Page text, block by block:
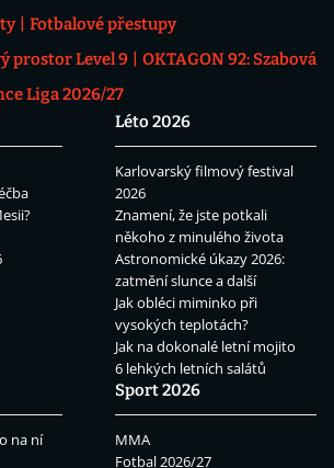
Fotbalové přestupy
prostor Level 9
OKTAGON 92: Szabová
Liga 2026/27
Léto 2026
Karlovarský filmový festival
2026
Znamení, že jste potkali
někoho z minulého života
Astronomické úkazy 2026:
zatmění slunce a další
Jak obléci miminko při
vysokých teplotách?
Jak na dokonalé letní mojito
6 lehkých letních salátů
na ní
Sport 2026
MMA
Fotbal 2026/27